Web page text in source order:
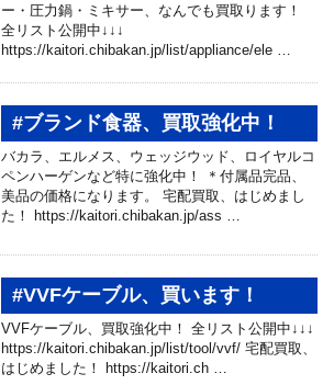
ー・圧力鍋・ミキサー、なんでも買取ります！
全リスト公開中↓↓↓
https://kaitori.chibakan.jp/list/appliance/ele …
#ブランド食器、買取強化中！
バカラ、エルメス、ウェッジウッド、ロイヤルコ
ペンハーゲンなど特に強化中！ ＊付属品完品、
美品の価格になります。 宅配買取、はじめまし
た！ https://kaitori.chibakan.jp/ass …
#VVFケーブル、買います！
VVFケーブル、買取強化中！ 全リスト公開中↓↓↓
https://kaitori.chibakan.jp/list/tool/vvf/ 宅配買取、
はじめました！ https://kaitori.ch …